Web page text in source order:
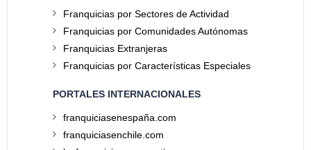
Franquicias por Sectores de Actividad
Franquicias por Comunidades Autónomas
Franquicias Extranjeras
Franquicias por Características Especiales
PORTALES INTERNACIONALES
franquiciasenespaña.com
franquiciasenchile.com